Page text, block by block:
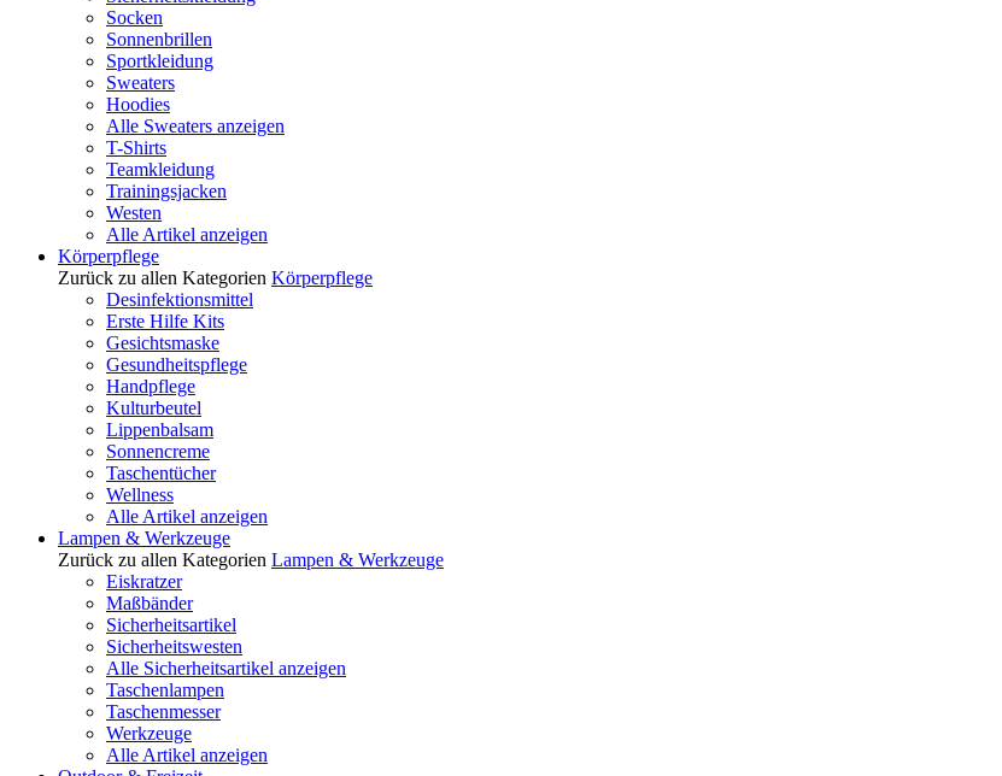
Socken
Sonnenbrillen
Sportkleidung
Sweaters
Hoodies
Alle Sweaters anzeigen
T-Shirts
Teamkleidung
Trainingsjacken
Westen
Alle Artikel anzeigen
Körperpflege
Zurück zu allen Kategorien Körperpflege
Desinfektionsmittel
Erste Hilfe Kits
Gesichtsmaske
Gesundheitspflege
Handpflege
Kulturbeutel
Lippenbalsam
Sonnencreme
Taschentücher
Wellness
Alle Artikel anzeigen
Lampen & Werkzeuge
Zurück zu allen Kategorien Lampen & Werkzeuge
Eiskratzer
Maßbänder
Sicherheitsartikel
Sicherheitswesten
Alle Sicherheitsartikel anzeigen
Taschenlampen
Taschenmesser
Werkzeuge
Alle Artikel anzeigen